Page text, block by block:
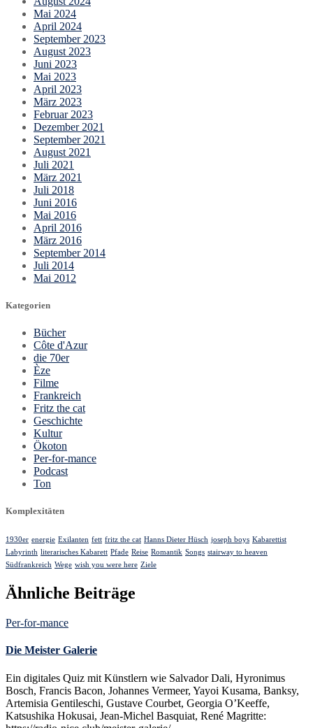
Mai 2024
April 2024
September 2023
August 2023
Juni 2023
Mai 2023
April 2023
März 2023
Februar 2023
Dezember 2021
September 2021
August 2021
Juli 2021
März 2021
Juli 2018
Juni 2016
Mai 2016
April 2016
März 2016
September 2014
Juli 2014
Mai 2012
Kategorien
Bücher
Côte d'Azur
die 70er
Èze
Filme
Frankreich
Fritz the cat
Geschichte
Kultur
Ökoton
Per-for-mance
Podcast
Ton
Komplexitäten
1930er energie Exilanten fett fritz the cat Hanns Dieter Hüsch joseph boys Kabarettist
Labyrinth literarisches Kabarett Pfade Reise Romantik Songs stairway to heaven
Südfrankreich Wege wish you were here Ziele
Ähnliche Beiträge
Per-for-mance
Die Meister Galerie
Ein digitales Quiz mit Künstlern wie Salvador Dali, Hyronimus
Bosch, Francis Bacon, Johannes Vermeer, Yayoi Kusama, Banksy,
Artemisia Gentileschi, Gustave Courbet, Georgia O’Keeffe,
Katsushika Hokusai, Jean-Michel Basquiat, René Magritte: